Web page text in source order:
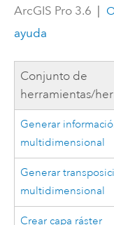
ArcGIS Pro 3.6 |
ayuda
Conjunto de
herramientas/
Generar
multidimensional
Generar
multidimensional
Crear capa ráster